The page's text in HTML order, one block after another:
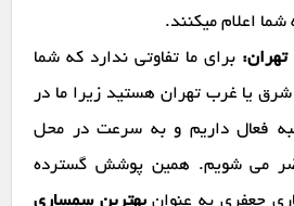
شما اعلام میکنند.
برای ما تفاوتی ندارد که شما
یا غرب تهران هستید زیرا ما در
فعال داریم و به سرعت در محل
می شویم. همین پوشش گسترده